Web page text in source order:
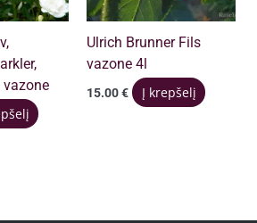
vazone
Ulrich Brunner Fils
vazone 4l
15.00€ Į krepšelį